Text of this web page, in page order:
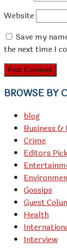
Website
Save my
the next time I
BROWSE BY
blog
Business &
Crime
Editors
Gossips
Guest
Health
Interview